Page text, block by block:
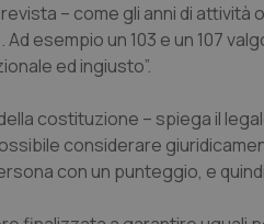
– come gli anni di attività
un 103 e un 107
ed ingiusto”.
costituzione – spiega il
considerare
con un punteggio, e